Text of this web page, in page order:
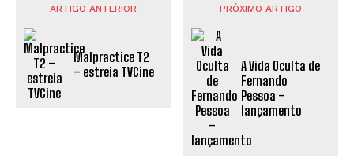
ARTIGO ANTERIOR
Malpractice T2
– estreia TVCine
PRÓXIMO ARTIGO
A Vida Oculta de
Fernando
Pessoa –
lançamento